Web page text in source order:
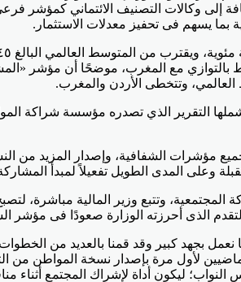
إلى وكالات التصنيف الائتماني كمؤشر
يسهم فى تحفيز معدلات الاستثمار.
أعلى دولة ترتيبًا بالشرق الأوسط بالتوازي مع
مؤشرات الشفافية، وإصدار المزيد من
وعلى المدى الطويل تفعيلاً لمبدأ
المجتمعية، وتتبع وزير المالية
الذى أحرزته الوزارة صعودًا فى مؤشر
نعمل بجهد كبير وقد قمنا بالعديد من
لأول مرة بإصدار نسخة المواطن من
ليكون أداة لإشراك المجتمع أثناء